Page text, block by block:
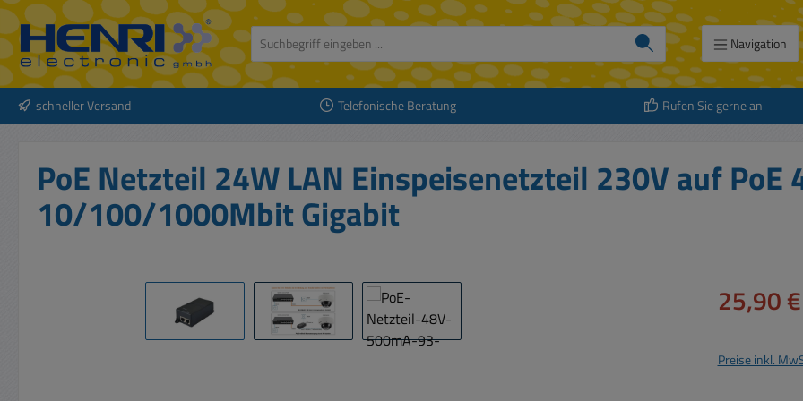
Hauptinhalt springen
Zur Suche springen
Zur Hauptnavigation springen
Navigation
schneller Versand Telefonische Beratung Rufen Sie gerne an
PoE Netzteil 24W LAN Einspeisenetzteil 230V auf PoE
10/100/1000Mbit Gigabit
Verkaufspreis:
25,90 €
Preise inkl.